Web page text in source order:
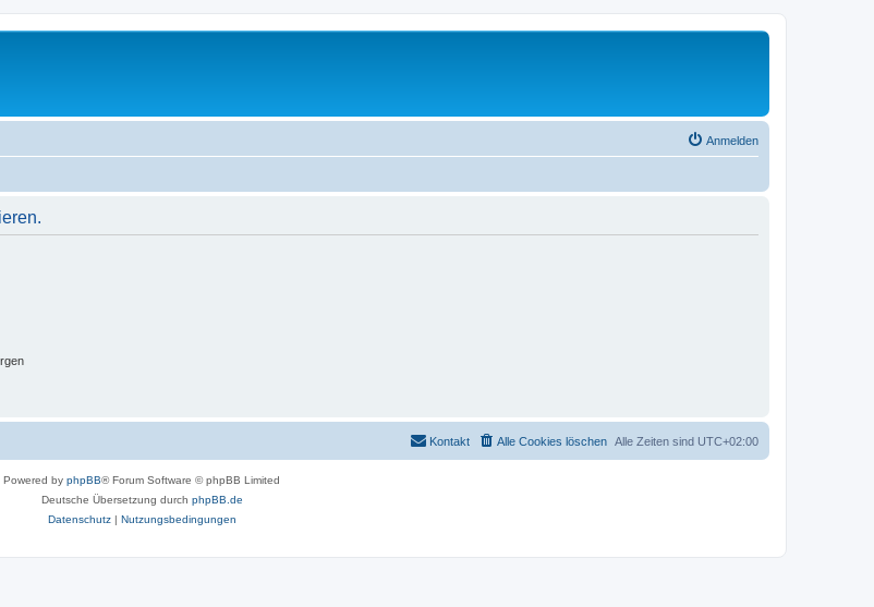
Anmelden
Alle Zeiten sind UTC+02:00
Alle Cookies löschen
Kontakt
Powered by phpBB® Forum Software © phpBB Limited
Deutsche Übersetzung durch phpBB.de
Datenschutz| Nutzungsbedingungen